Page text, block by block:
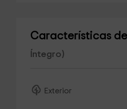
Características
Íntegro)
Exterior